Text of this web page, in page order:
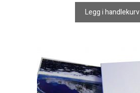
Legg i handlekurv